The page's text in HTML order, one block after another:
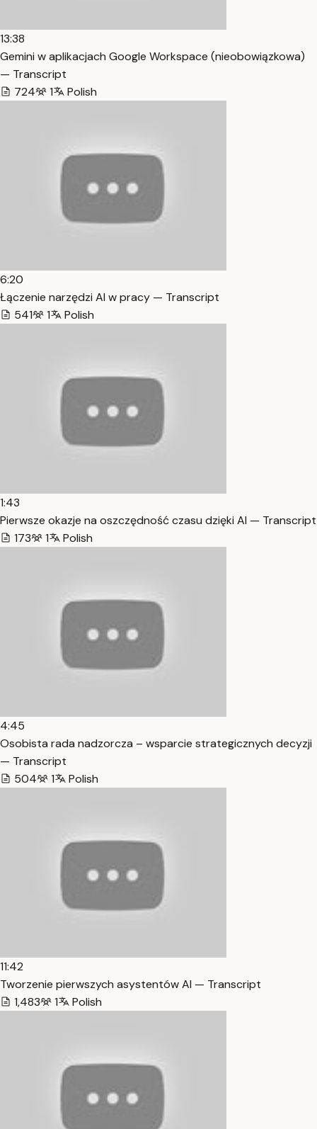
13:38
Gemini w aplikacjach Google Workspace (nieobowiązkowa)
— Transcript
724
1 Polish
6:20
Łączenie narzędzi AI w pracy — Transcript
541
1 Polish
1:43
Pierwsze okazje na oszczędność czasu dzięki AI — Transcript
173
1 Polish
4:45
Osobista rada nadzorcza – wsparcie strategicznych decyzji
— Transcript
504
1 Polish
11:42
Tworzenie pierwszych asystentów AI — Transcript
1,483
1 Polish